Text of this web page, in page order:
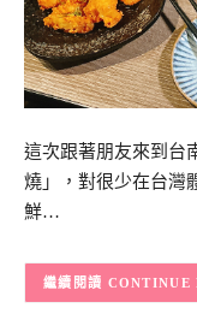
這次跟著朋友來到台
燒」，對很少在台灣
鮮…
CONTINUE